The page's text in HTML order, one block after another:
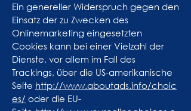
Ein genereller Widerspruch gegen den
Einsatz der zu Zwecken des
Onlinemarketing eingesetzten
Cookies kann bei einer Vielzahl der
Dienste, vor allem im Fall des
Trackings, über die US-amerikanische
Seite http://www.aboutads.info/choic
es/ oder die EU-